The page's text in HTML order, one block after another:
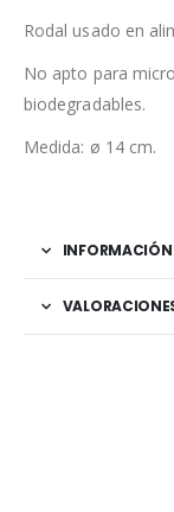
Rodal usado en
No apto para
biodegradables.
Medida: ø 14 cm.